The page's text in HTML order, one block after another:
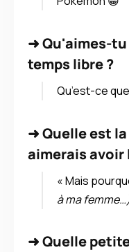
➜Qu'aimes-
temps libre ?
Qu’est-ce
➜Quelle est
aimerais avoir
« Mais
à ma
➜Quelle